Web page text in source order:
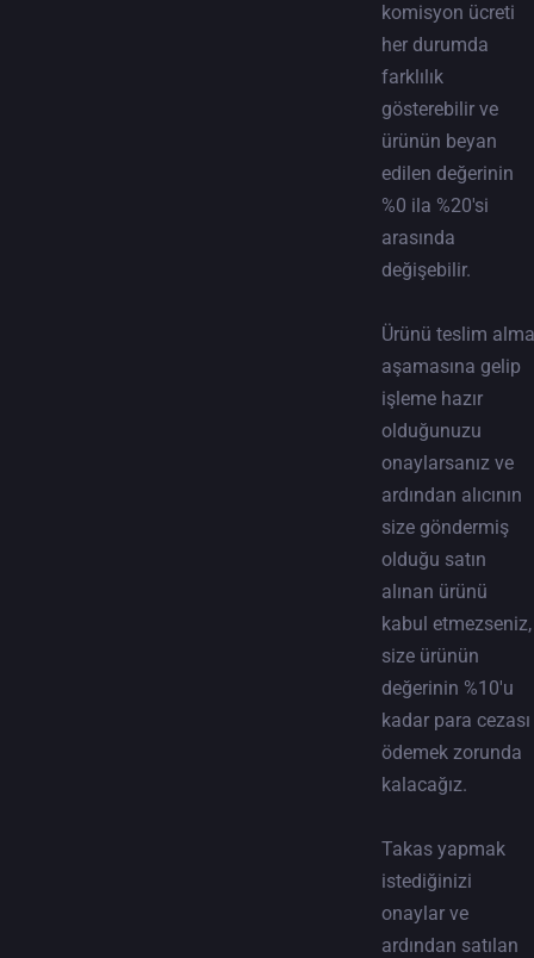
komisyon ücreti
her durumda
farklılık
gösterebilir ve
ürünün beyan
edilen değerinin
%0 ila %20'si
arasında
değişebilir.
Ürünü teslim alma
aşamasına gelip
işleme hazır
olduğunuzu
onaylarsanız ve
ardından alıcının
size göndermiş
olduğu satın
alınan ürünü
kabul etmezseniz,
size ürünün
değerinin %10'u
kadar para cezası
ödemek zorunda
kalacağız.
Takas yapmak
istediğinizi
onaylar ve
ardından satılan